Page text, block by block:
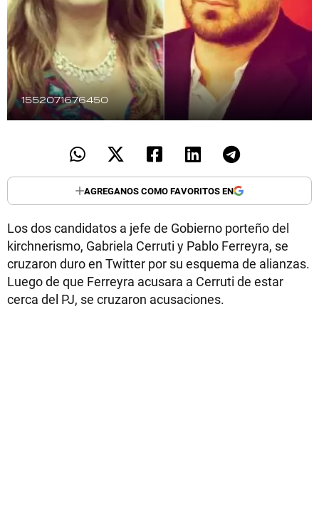
1552071676450
AGREGANOS COMO FAVORITOS EN
Los dos candidatos a jefe de Gobierno porteño del
kirchnerismo, Gabriela Cerruti y Pablo Ferreyra, se
cruzaron duro en Twitter por su esquema de alianzas.
Luego de que Ferreyra acusara a Cerruti de estar
cerca del PJ, se cruzaron acusaciones.
TECNOLOGÍA
RECETAS
PALABRAS